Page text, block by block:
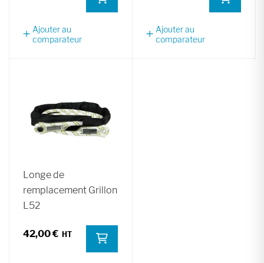
Ajouter au
comparateur
Ajouter au
comparateur
Longe de
remplacement Grillon
L52
42,00 €